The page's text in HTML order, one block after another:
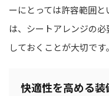
ーにとっては許容範囲
は、シートアレンジの
しておくことが大切です。
快適性を高める装